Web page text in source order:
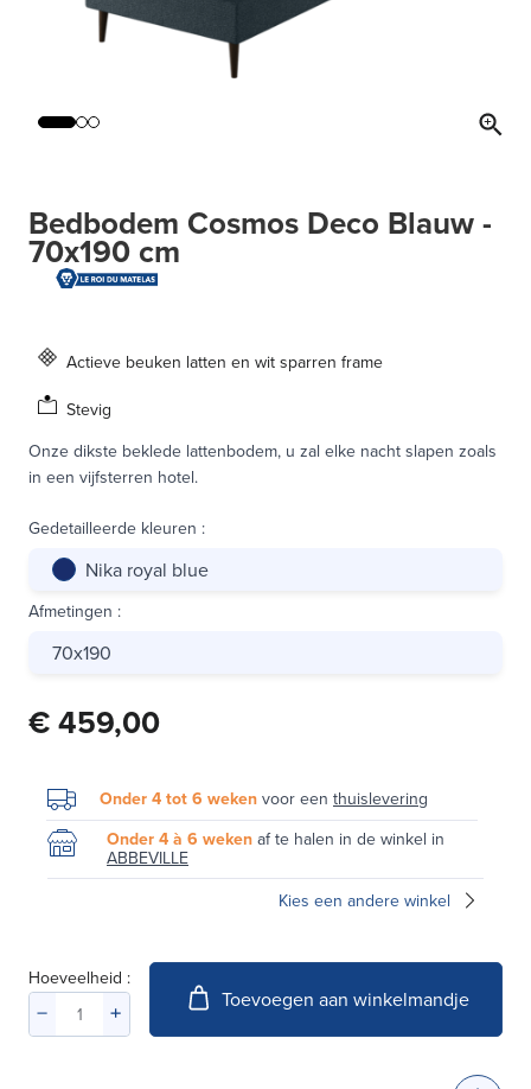
Bedbodem Cosmos Deco Blauw -
70x190 cm
Actieve beuken latten en wit sparren frame
Stevig
Onze dikste beklede lattenbodem, u zal elke nacht slapen zoals
in een vijfsterren hotel.
Gedetailleerde kleuren :
Nika royal blue
Afmetingen :
70x190
€ 459,00
Onder 4 tot 6 weken voor een thuislevering
Onder 4 à 6 weken af te halen in de winkel in
ABBEVILLE
Kies een andere winkel
Hoeveelheid :
Toevoegen aan winkelmandje